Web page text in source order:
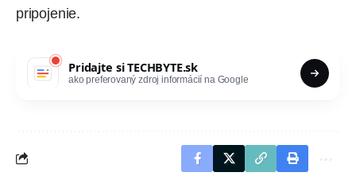
pripojenie.
Pridajte siTECHBYTE.sk
ako preferovaný zdroj informácií na Google